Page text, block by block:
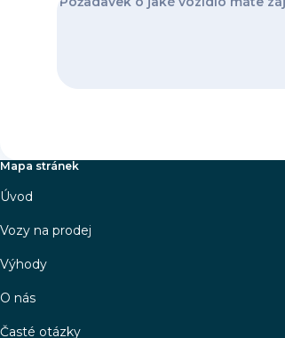
Mapa stránek
Úvod
Vozy na prodej
Výhody
O nás
Časté otázky